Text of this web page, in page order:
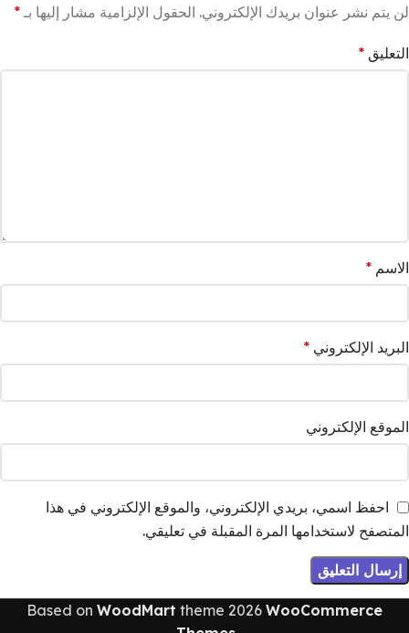
لن يتم نشر عنوان بريدك الإلكتروني. الحقول الإلزامية مشار إليها بـ *
التعليق *
الاسم *
البريد الإلكتروني *
الموقع الإلكتروني
احفظ اسمي، بريدي الإلكتروني، والموقع الإلكتروني في هذا
المتصفح لاستخدامها المرة المقبلة في تعليقي.
Based on WoodMart theme 2026 WooCommerce